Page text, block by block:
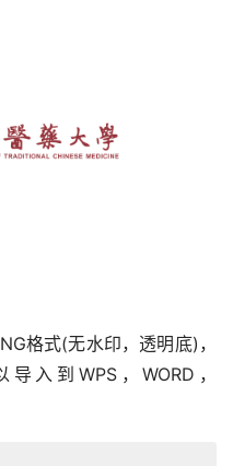
格式(无水印，透明底)，
入到WPS，WORD，